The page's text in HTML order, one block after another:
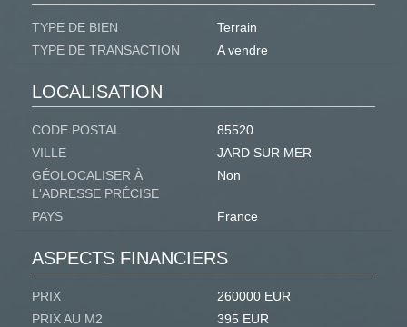
TYPE DE BIEN
Terrain
TYPE DE TRANSACTION
A vendre
LOCALISATION
CODE POSTAL
85520
VILLE
JARD SUR MER
GÉOLOCALISER À
L'ADRESSE PRÉCISE
Non
PAYS France
ASPECTS FINANCIERS
PRIX
260000 EUR
PRIX AU M2
395 EUR